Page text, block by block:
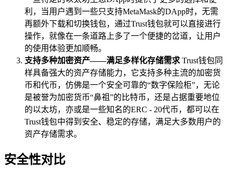
利，当用户遇到一些只支持MetaMask的DApp时，无需
再额外下载和切换钱包，通过Trust钱包就可以直接进行
操作，就像在一条道路上多了一个便捷的岔道，让用户
的使用体验更加顺畅。
支持多种加密资产——满足多样化存储需求 Trust钱包同
样具备强大的资产存储能力，它支持多种主流的加密货
币和代币，仿佛是一个安全可靠的“数字保险柜”，无论
是被誉为加密货币“鼻祖”的比特币，还是占据重要地位
的以太坊，亦或是一些知名的ERC - 20代币，都可以在
Trust钱包中得到安全、稳定的存储，满足大多数用户的
资产存储需求。
安全性对比